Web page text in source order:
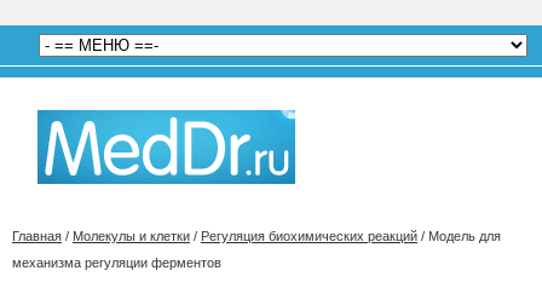
Главная / Молекулы и клетки / Регуляция биохимических реакций / Модель для
механизма регуляции ферментов